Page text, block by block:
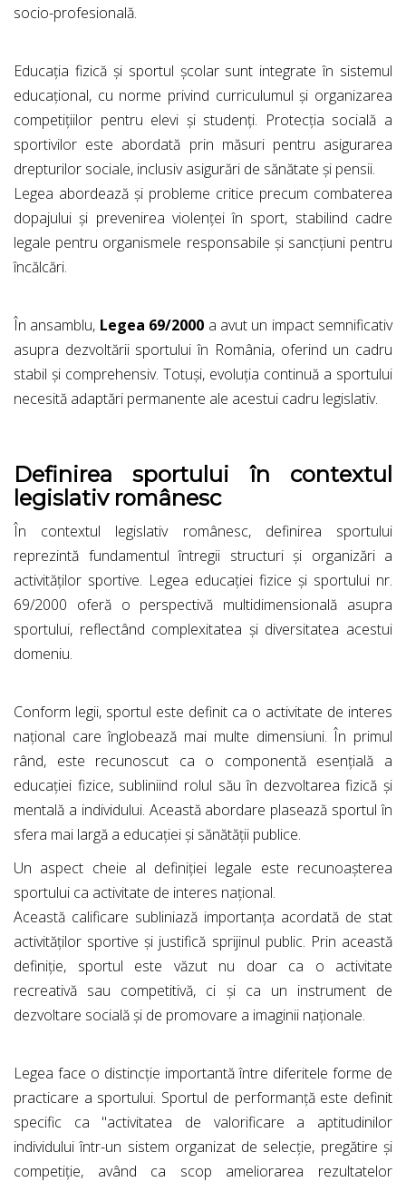
socio-profesională.
Educația fizică și sportul școlar sunt integrate în sistemul
educațional, cu norme privind curriculumul și organizarea
competițiilor pentru elevi și studenți. Protecția socială a
sportivilor este abordată prin măsuri pentru asigurarea
drepturilor sociale, inclusiv asigurări de sănătate și pensii.
Legea abordează și probleme critice precum combaterea
dopajului și prevenirea violenței în sport, stabilind cadre
legale pentru organismele responsabile și sancțiuni pentru
încălcări.
În ansamblu, Legea 69/2000 a avut un impact semnificativ
asupra dezvoltării sportului în România, oferind un cadru
stabil și comprehensiv. Totuși, evoluția continuă a sportului
necesită adaptări permanente ale acestui cadru legislativ.
Definirea sportului în contextul
legislativ românesc
În contextul legislativ românesc, definirea sportului
reprezintă fundamentul întregii structuri și organizări a
activităților sportive. Legea educației fizice și sportului nr.
69/2000 oferă o perspectivă multidimensională asupra
sportului, reflectând complexitatea și diversitatea acestui
domeniu.
Conform legii, sportul este definit ca o activitate de interes
național care înglobează mai multe dimensiuni. În primul
rând, este recunoscut ca o componentă esențială a
educației fizice, subliniind rolul său în dezvoltarea fizică și
mentală a individului. Această abordare plasează sportul în
sfera mai largă a educației și sănătății publice.
Un aspect cheie al definiției legale este recunoașterea
sportului ca activitate de interes național.
Această calificare subliniază importanța acordată de stat
activităților sportive și justifică sprijinul public. Prin această
definiție, sportul este văzut nu doar ca o activitate
recreativă sau competitivă, ci și ca un instrument de
dezvoltare socială și de promovare a imaginii naționale.
Legea face o distincție importantă între diferitele forme de
practicare a sportului. Sportul de performanță este definit
specific ca "activitatea de valorificare a aptitudinilor
individului într-un sistem organizat de selecție, pregătire și
competiție, având ca scop ameliorarea rezultatelor